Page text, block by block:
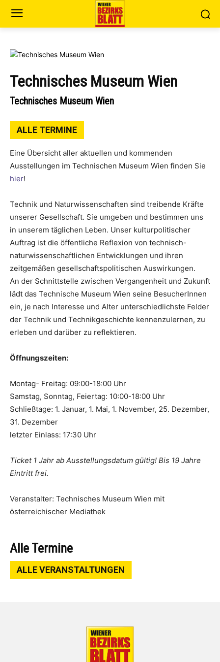
Technisches Museum Wien
Technisches Museum Wien
ALLE TERMINE
Eine Übersicht aller aktuellen und kommenden
Ausstellungen im Technischen Museum Wien finden Sie
hier!
Technik und Naturwissenschaften sind treibende Kräfte
unserer Gesellschaft. Sie umgeben und bestimmen uns
in unserem täglichen Leben. Unser kulturpolitischer
Auftrag ist die öffentliche Reflexion von technisch-
naturwissenschaftlichen Entwicklungen und ihren
zeitgemäßen gesellschaftspolitischen Auswirkungen.
An der Schnittstelle zwischen Vergangenheit und Zukunft
lädt das Technische Museum Wien seine BesucherInnen
ein, je nach Interesse und Alter unterschiedlichste Felder
der Technik und Technikgeschichte kennenzulernen, zu
erleben und darüber zu reflektieren.
Öffnungszeiten:
Montag- Freitag: 09:00-18:00 Uhr
Samstag, Sonntag, Feiertag: 10:00-18:00 Uhr
Schließtage: 1. Januar, 1. Mai, 1. November, 25. Dezember,
31. Dezember
letzter Einlass: 17:30 Uhr
Ticket 1 Jahr ab Ausstellungsdatum gültig! Bis 19 Jahre
Eintritt frei.
Veranstalter: Technisches Museum Wien mit
österreichischer Mediathek
Alle Termine
ALLE VERANSTALTUNGEN